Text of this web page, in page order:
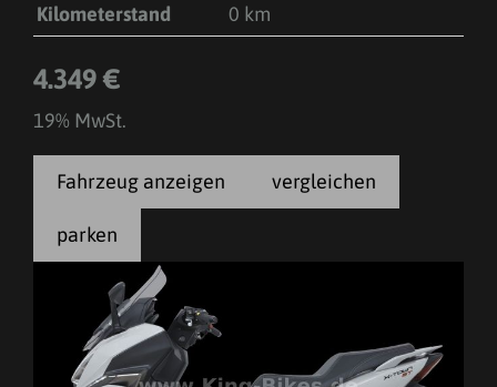
Kilometerstand
0 km
4.349 €
19% MwSt.
Fahrzeug anzeigen vergleichen
parken